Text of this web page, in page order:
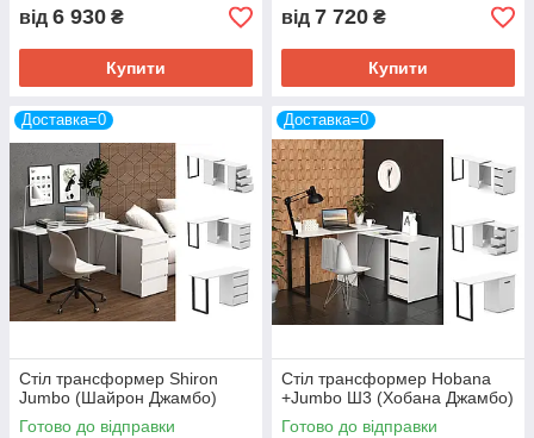
від 6 930 ₴
Купити
від 7 720 ₴
Купити
Доставка=0
Стіл трансформер Shiron
Jumbo (Шайрон Джамбо)
Готово до відправки
Доставка=0
Стіл трансформер Hobana
+Jumbo Ш3 (Хобана Джамбо)
Готово до відправки